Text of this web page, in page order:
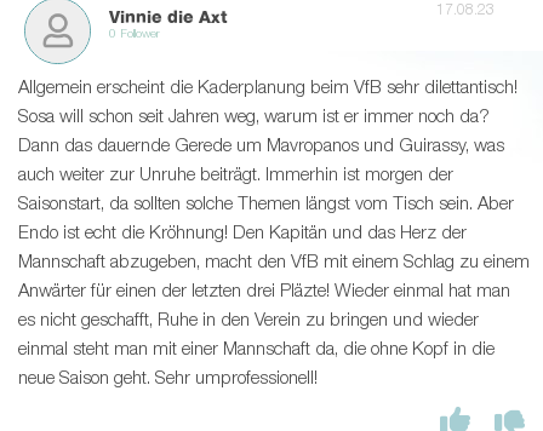
Vinnie die Axt
0 Follower
17.08.23
Allgemein erscheint die Kaderplanung beim VfB sehr dilettantisch!
Sosa will schon seit Jahren weg, warum ist er immer noch da?
Dann das dauernde Gerede um Mavropanos und Guirassy, was
auch weiter zur Unruhe beiträgt. Immerhin ist morgen der
Saisonstart, da sollten solche Themen längst vom Tisch sein. Aber
Endo ist echt die Kröhnung! Den Kapitän und das Herz der
Mannschaft abzugeben, macht den VfB mit einem Schlag zu einem
Anwärter für einen der letzten drei Pläzte! Wieder einmal hat man
es nicht geschafft, Ruhe in den Verein zu bringen und wieder
einmal steht man mit einer Mannschaft da, die ohne Kopf in die
neue Saison geht. Sehr umprofessionell!